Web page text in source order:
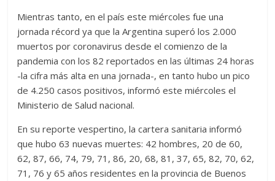
Mientras tanto, en el país este miércoles fue una
jornada récord ya que la Argentina superó los 2.000
muertos por coronavirus desde el comienzo de la
pandemia con los 82 reportados en las últimas 24 horas
-la cifra más alta en una jornada-, en tanto hubo un pico
de 4.250 casos positivos, informó este miércoles el
Ministerio de Salud nacional.
En su reporte vespertino, la cartera sanitaria informó
que hubo 63 nuevas muertes: 42 hombres, 20 de 60,
62, 87, 66, 74, 79, 71, 86, 20, 68, 81, 37, 65, 82, 70, 62,
71, 76 y 65 años residentes en la provincia de Buenos